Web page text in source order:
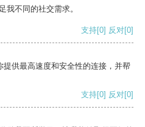
我不同的社交需求。
支持[0] 反对[0]
供最高速度和安全性的连接，并帮
支持[0] 反对[0]